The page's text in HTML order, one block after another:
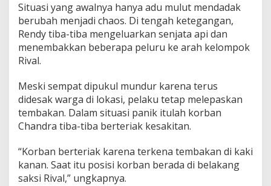
Situasi yang awalnya hanya adu mulut mendadak
berubah menjadi chaos. Di tengah ketegangan,
Rendy tiba-tiba mengeluarkan senjata api dan
menembakkan beberapa peluru ke arah kelompok
Rival.
Meski sempat dipukul mundur karena terus
didesak warga di lokasi, pelaku tetap melepaskan
tembakan. Dalam situasi panik itulah korban
Chandra tiba-tiba berteriak kesakitan.
“Korban berteriak karena terkena tembakan di kaki
kanan. Saat itu posisi korban berada di belakang
saksi Rival,” ungkapnya.